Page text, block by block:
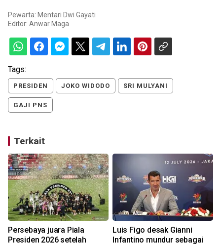
Pewarta: Mentari Dwi Gayati
Editor: Anwar Maga
Tags:
PRESIDEN JOKO WIDODO SRI MULYANI
GAJI PNS
Terkait
Persebaya juara Piala
Presiden 2026 setelah
Luis Figo desak Gianni
Infantino mundur sebagai